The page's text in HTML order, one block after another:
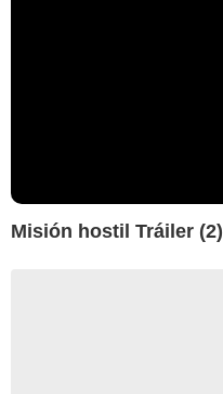
Misión hostil Tráiler (2)